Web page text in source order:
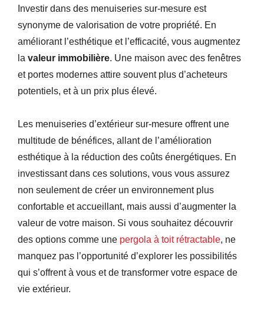
Investir dans des menuiseries sur-mesure est
synonyme de valorisation de votre propriété. En
améliorant l’esthétique et l’efficacité, vous augmentez
la valeur immobilière. Une maison avec des fenêtres
et portes modernes attire souvent plus d’acheteurs
potentiels, et à un prix plus élevé.
Les menuiseries d’extérieur sur-mesure offrent une
multitude de bénéfices, allant de l’amélioration
esthétique à la réduction des coûts énergétiques. En
investissant dans ces solutions, vous vous assurez
non seulement de créer un environnement plus
confortable et accueillant, mais aussi d’augmenter la
valeur de votre maison. Si vous souhaitez découvrir
des options comme une pergola à toit rétractable, ne
manquez pas l’opportunité d’explorer les possibilités
qui s’offrent à vous et de transformer votre espace de
vie extérieur.